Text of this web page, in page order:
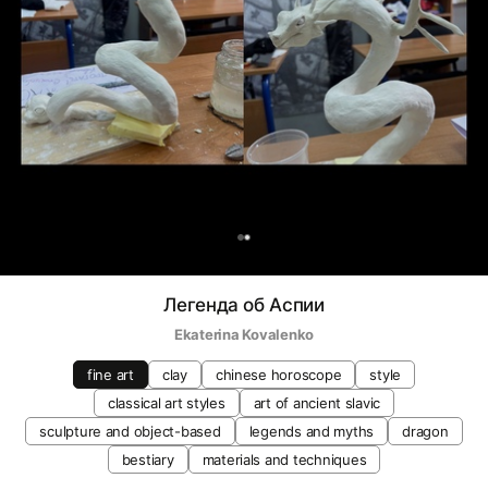
Легенда об Аспии
Ekaterina Kovalenko
fine art clay chinese horoscope
style
classical art styles
art of ancient slavic
sculpture and object-based
legends and myths
dragon
bestiary
materials and techniques